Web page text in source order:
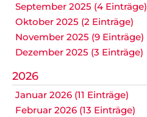
September 2025 (4 Einträge)
Oktober 2025 (2 Einträge)
November 2025 (9 Einträge)
Dezember 2025 (3 Einträge)
2026
Januar 2026 (11 Einträge)
Februar 2026 (13 Einträge)